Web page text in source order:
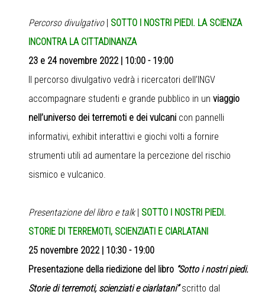
Percorso divulgativo| SOTTO I NOSTRI PIEDI. LA SCIENZA
INCONTRA LA CITTADINANZA
23 e 24 novembre 2022 | 10:00 - 19:00
Il percorso divulgativo vedrà i ricercatori dell’INGV
accompagnare studenti e grande pubblico in un viaggio
nell’universo dei terremoti e dei vulcani con pannelli
informativi, exhibit interattivi e giochi volti a fornire
strumenti utili ad aumentare la percezione del rischio
sismico e vulcanico.
Presentazione del libro e talk| SOTTO I NOSTRI PIEDI.
STORIE DI TERREMOTI, SCIENZIATI E CIARLATANI
25 novembre 2022 | 10:30 - 19:00
Presentazione della riedizione del libro “Sotto i nostri piedi.
Storie di terremoti, scienziati e ciarlatani”scritto dal